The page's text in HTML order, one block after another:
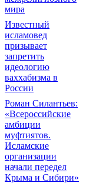
мира
Известный
исламовед
призывает
запретить
идеологию
ваххабизма в
России
Роман Силантьев:
«Всероссийские
амбиции
муфтиятов.
Исламские
организации
начали передел
Крыма и Сибири»